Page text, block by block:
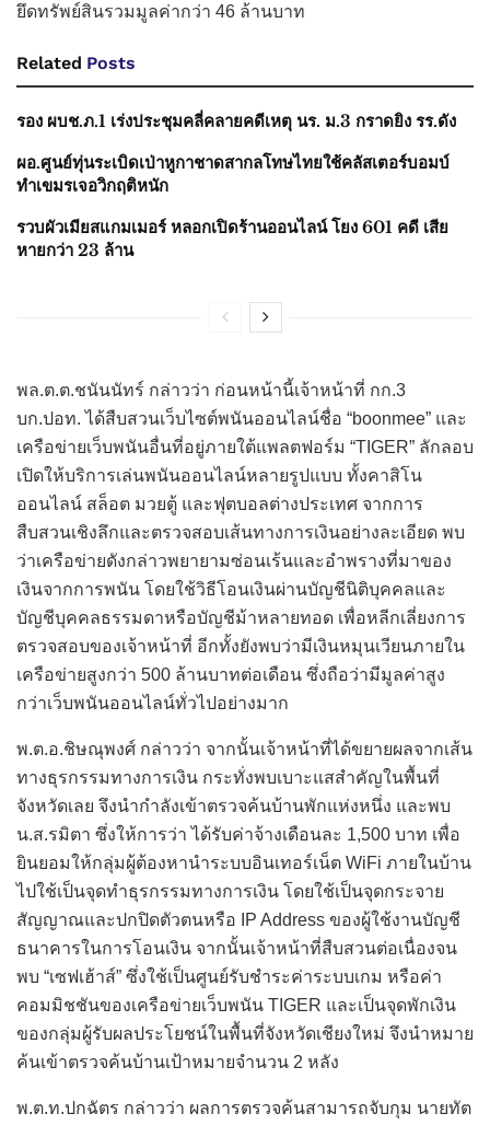
ยึดทรัพย์สินรวมมูลค่ากว่า 46 ล้านบาท
Related Posts
รอง ผบช.ภ.1 เร่งประชุมคลี่คลายคดีเหตุ นร. ม.3 กราดยิง รร.ดัง
ผอ.ศูนย์ทุ่นระเบิดเป่าหูกาชาดสากลโทษไทยใช้คลัสเตอร์บอมบ์
ทำเขมรเจอวิกฤติหนัก
รวบผัวเมียสแกมเมอร์ หลอกเปิดร้านออนไลน์ โยง 601 คดี เสีย
หายกว่า 23 ล้าน
พล.ต.ต.ชนันนัทร์ กล่าวว่า ก่อนหน้านี้เจ้าหน้าที่ กก.3
บก.ปอท. ได้สืบสวนเว็บไซต์พนันออนไลน์ชื่อ “boonmee” และ
เครือข่ายเว็บพนันอื่นที่อยู่ภายใต้แพลตฟอร์ม “TIGER” ลักลอบ
เปิดให้บริการเล่นพนันออนไลน์หลายรูปแบบ ทั้งคาสิโน
ออนไลน์ สล็อต มวยตู้ และฟุตบอลต่างประเทศ จากการ
สืบสวนเชิงลึกและตรวจสอบเส้นทางการเงินอย่างละเอียด พบ
ว่าเครือข่ายดังกล่าวพยายามซ่อนเร้นและอำพรางที่มาของ
เงินจากการพนัน โดยใช้วิธีโอนเงินผ่านบัญชีนิติบุคคลและ
บัญชีบุคคลธรรมดาหรือบัญชีม้าหลายทอด เพื่อหลีกเลี่ยงการ
ตรวจสอบของเจ้าหน้าที่ อีกทั้งยังพบว่ามีเงินหมุนเวียนภายใน
เครือข่ายสูงกว่า 500 ล้านบาทต่อเดือน ซึ่งถือว่ามีมูลค่าสูง
กว่าเว็บพนันออนไลน์ทั่วไปอย่างมาก
พ.ต.อ.ชิษณุพงศ์ กล่าวว่า จากนั้นเจ้าหน้าที่ได้ขยายผลจากเส้น
ทางธุรกรรมทางการเงิน กระทั่งพบเบาะแสสำคัญในพื้นที่
จังหวัดเลย จึงนำกำลังเข้าตรวจค้นบ้านพักแห่งหนึ่ง และพบ
น.ส.รมิตา ซึ่งให้การว่า ได้รับค่าจ้างเดือนละ 1,500 บาท เพื่อ
ยินยอมให้กลุ่มผู้ต้องหานำระบบอินเทอร์เน็ต WiFi ภายในบ้าน
ไปใช้เป็นจุดทำธุรกรรมทางการเงิน โดยใช้เป็นจุดกระจาย
สัญญาณและปกปิดตัวตนหรือ IP Address ของผู้ใช้งานบัญชี
ธนาคารในการโอนเงิน จากนั้นเจ้าหน้าที่สืบสวนต่อเนื่องจน
พบ “เซฟเฮ้าส์” ซึ่งใช้เป็นศูนย์รับชำระค่าระบบเกม หรือค่า
คอมมิชชันของเครือข่ายเว็บพนัน TIGER และเป็นจุดพักเงิน
ของกลุ่มผู้รับผลประโยชน์ในพื้นที่จังหวัดเชียงใหม่ จึงนำหมาย
ค้นเข้าตรวจค้นบ้านเป้าหมายจำนวน 2 หลัง
พ.ต.ท.ปกฉัตร กล่าวว่า ผลการตรวจค้นสามารถจับกุม นายทัต